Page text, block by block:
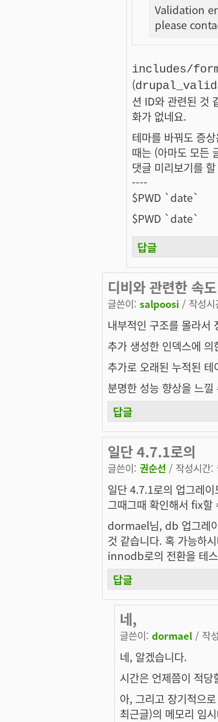
Validation
please
includes/
(
션 ID와 관련된 것
화가 없네요.
테마를 바꿔도 증
때는 (아마도 모든
댓글 미리보기를
----
$PWD `date`
$PWD `date`
답글
디비와 관련한 속
글쓴이: salpoosi / 작성
내부적인 구조를 몰라서
추가 생성한 인덱스에
추가로 오래된 누적된
분명한 성능 향상을 느
답글
일단 4.7.1로의
글쓴이: 권순선 / 작성시간
일단 4.7.1로의 업그레
그때그때 확인해서 fix할
dormael님, db 업그레
것 같습니다. 혹 가능하
innodb로의 전환을 테
답글
네,
글쓴이: dormael / 작
네, 알겠습니다.
시간은 언제쯤이 적당
아, 그리고 장기적으
최근글)의 메모리 임